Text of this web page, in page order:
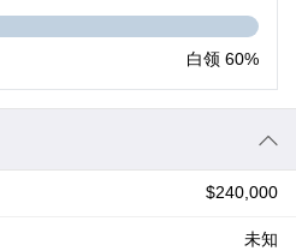
白领 60%
$240,000
未知